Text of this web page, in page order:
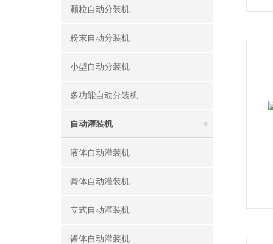
颗粒自动分装机
粉末自动分装机
小型自动分装机
多功能自动分装机
自动灌装机
液体自动灌装机
膏体自动灌装机
立式自动灌装机
酱体自动灌装机